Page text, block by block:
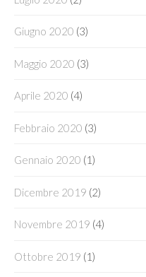
Giugno 2020 (3)
Maggio 2020 (3)
Aprile 2020 (4)
Febbraio 2020 (3)
Gennaio 2020 (1)
Dicembre 2019 (2)
Novembre 2019 (4)
Ottobre 2019 (1)